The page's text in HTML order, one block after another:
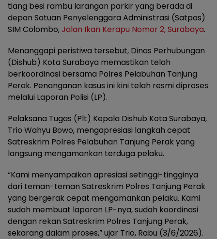
tiang besi rambu larangan parkir yang berada di
depan Satuan Penyelenggara Administrasi (Satpas)
SIM Colombo,Jalan Ikan Kerapu Nomor 2, Surabaya.
Menanggapi peristiwa tersebut, Dinas Perhubungan
(Dishub) Kota Surabaya memastikan telah
berkoordinasi bersama Polres Pelabuhan Tanjung
Perak. Penanganan kasus ini kini telah resmi diproses
melalui Laporan Polisi (LP).
Pelaksana Tugas (Plt) Kepala Dishub Kota Surabaya,
Trio Wahyu Bowo, mengapresiasi langkah cepat
Satreskrim Polres Pelabuhan Tanjung Perak yang
langsung mengamankan terduga pelaku.
“Kami menyampaikan apresiasi setinggi-tingginya
dari teman-teman Satreskrim Polres Tanjung Perak
yang bergerak cepat mengamankan pelaku. Kami
sudah membuat laporan LP-nya, sudah koordinasi
dengan rekan Satreskrim Polres Tanjung Perak,
sekarang dalam proses,” ujar Trio, Rabu (3/6/2026).